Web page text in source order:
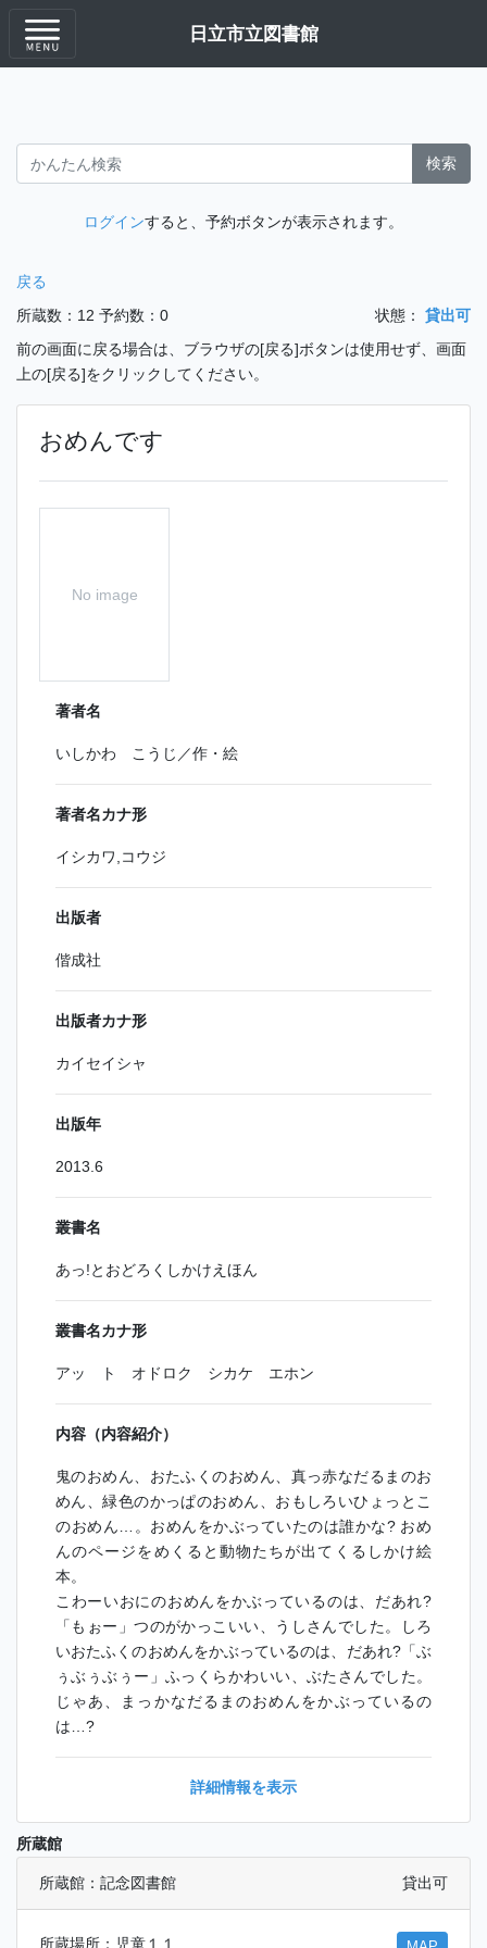
日立市立図書館
検索
ログインすると、予約ボタンが表示されます。
戻る
所蔵数：12 予約数：0 状態：
貸出可
前の画面に戻る場合は、ブラウザの[戻る]ボタンは使用せず、画面
上の[戻る]をクリックしてください。
おめんです
No image
著者名
いしかわ こうじ／作・絵
著者名カナ形
イシカワ,コウジ
出版者
偕成社
出版者カナ形
カイセイシャ
出版年
2013.6
叢書名
あっ!とおどろくしかけえほん
叢書名カナ形
アッ ト オドロク シカケ エホン
内容（内容紹介）
鬼のおめん、おたふくのおめん、真っ赤なだるまのお
めん、緑色のかっぱのおめん、おもしろいひょっとこ
のおめん…。おめんをかぶっていたのは誰かな? おめ
んのページをめくると動物たちが出てくるしかけ絵
本。
こわーいおにのおめんをかぶっているのは、だあれ?
「もぉー」つのがかっこいい、うしさんでした。しろ
いおたふくのおめんをかぶっているのは、だあれ?「ぶ
ぅぶぅぶぅー」ふっくらかわいい、ぶたさんでした。
じゃあ、まっかなだるまのおめんをかぶっているの
は…?
詳細情報を表示
所蔵館
所蔵館：記念図書館 貸出可
所蔵場所：児童１１